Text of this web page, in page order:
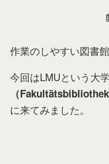
作業のしやすい図書
今回はLMUという大
（
に来てみました。